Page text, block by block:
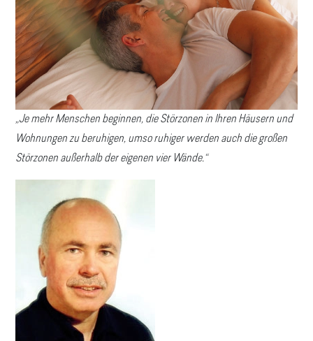
„Je mehr Menschen beginnen, die Störzonen in Ihren Häusern und
Wohnungen zu beruhigen, umso ruhiger werden auch die großen
Störzonen außerhalb der eigenen vier Wände.“